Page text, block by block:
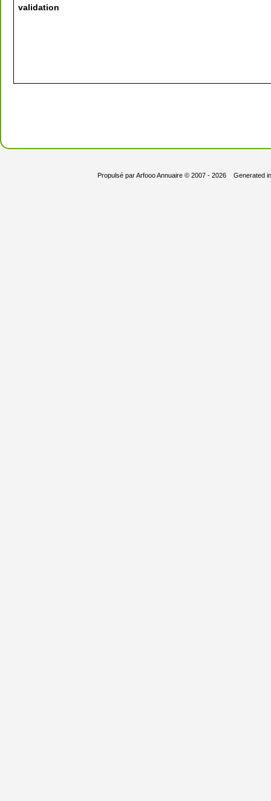
validation
Propulsé parArfooo Annuaire© 2007 - 2026 Generated